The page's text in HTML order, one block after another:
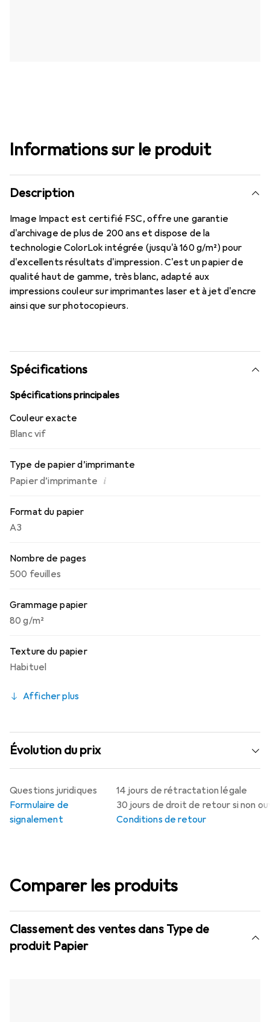
Informations sur le produit
Description
Image Impact est certifié FSC, offre une garantie
d'archivage de plus de 200 ans et dispose de la
technologie ColorLok intégrée (jusqu'à 160 g/m²) pour
d'excellents résultats d'impression. C'est un papier de
qualité haut de gamme, très blanc, adapté aux
impressions couleur sur imprimantes laser et à jet d'encre
ainsi que sur photocopieurs.
Spécifications
Spécifications principales
Couleur exacte
Blanc vif
Type de papier d’imprimante
Papier d’imprimante i
Format du papier
A3
Nombre de pages
500 feuilles
Grammage papier
80 g/m²
Texture du papier
Habituel
Afficher plus
Évolution du prix
14 jours de rétractation légale
30 jours de droit de retour si non
Conditions de retour
Questions juridiques
Formulaire de
signalement
Comparer les produits
Classement des ventes dans Type de
produit Papier